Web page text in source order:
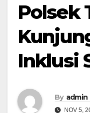
Polsek
Inklusi
By admin
NOV 5,